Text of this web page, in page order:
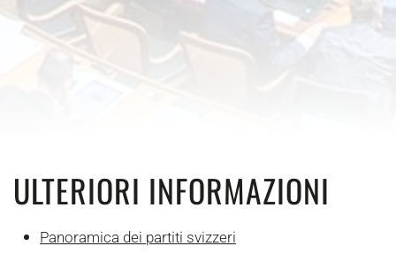
ULTERIORI INFORMAZIONI
Panoramica dei partiti svizzeri